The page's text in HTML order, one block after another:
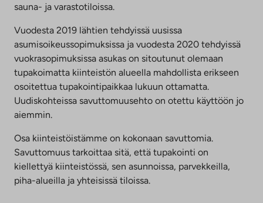
sauna- ja varastotiloissa.
Vuodesta 2019 lähtien tehdyissä uusissa
asumisoikeussopimuksissa ja vuodesta 2020 tehdyissä
vuokrasopimuksissa asukas on sitoutunut olemaan
tupakoimatta kiinteistön alueella mahdollista erikseen
osoitettua tupakointipaikkaa lukuun ottamatta.
Uudiskohteissa savuttomuusehto on otettu käyttöön jo
aiemmin.
Osa kiinteistöistämme on kokonaan savuttomia.
Savuttomuus tarkoittaa sitä, että tupakointi on
kiellettyä kiinteistössä, sen asunnoissa, parvekkeilla,
piha-alueilla ja yhteisissä tiloissa.